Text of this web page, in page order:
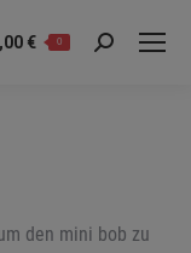
€ 0 Suche:
den mini bob zu